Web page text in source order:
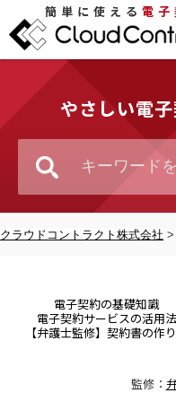
簡単に使える 電子
やさしい電
クラウドコントラクト株式会社 >
電子契約の基礎知識
電子契約サービスの活用法
【弁護士監修】契約書の作
監修：